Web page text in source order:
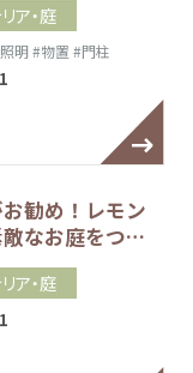
ア・庭
明 #物置 #門柱
勧め！レモン
敵なお庭をつ…
ア・庭